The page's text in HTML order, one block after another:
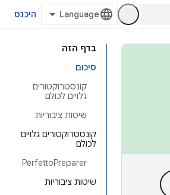
היכנס
בדף הזה
סיכום
קונסטרוקטורים
גלויים לכולם
שיטות ציבוריות
קונסטרוקטורים גלויים
לכולם
PerfettoPreparer
שיטות ציבוריות